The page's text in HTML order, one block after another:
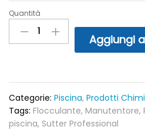
Solid
Flock
-
Pasticche
1Kg
quantity
Quantità
Aggiungi
Categorie: Piscina, Prodotti
Tags: Flocculante, Manutentore,
piscina, Sutter Professional